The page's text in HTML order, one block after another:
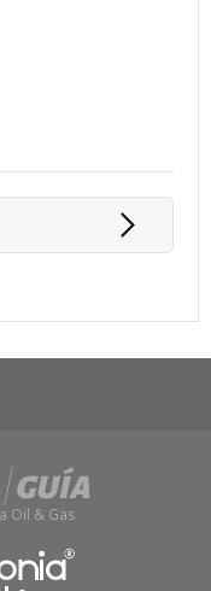
Oil & Gas